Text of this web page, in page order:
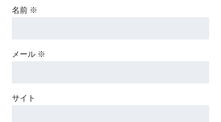
名前 ※
メール ※
サイト